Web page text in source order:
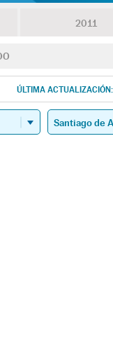
2011
ÚLTIMA ACTUALIZACIÓN: